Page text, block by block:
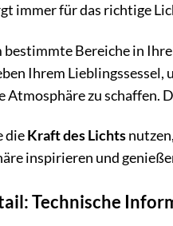
immer für das richtige
bestimmte Bereiche in
Ihrem
Atmosphäre zu schaffen.
dieKraft des Lichts
inspirieren und
Technische